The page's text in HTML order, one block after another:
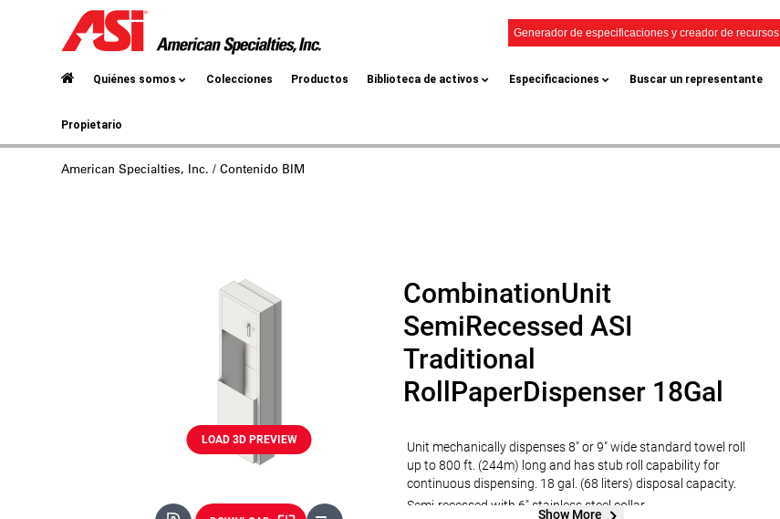
Generador de especificaciones y creador de recursos
Quiénes somos Colecciones Productos Biblioteca de activos Especificaciones Buscar un representante
Propietario
American Specialties, Inc. / Contenido BIM